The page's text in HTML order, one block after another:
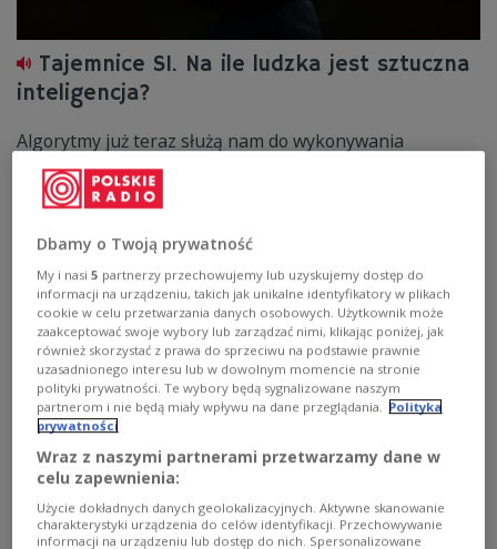
Tajemnice SI. Na ile ludzka jest sztuczna
inteligencja?
Algorytmy już teraz służą nam do wykonywania
nieprawdziwe informacje. Na ile więc sztuczną
inteligencję można porównać do ludzkiego mózgu? -
pozostaje jedno, filozoficzne pytanie: czy kiedyś w tej
maszynie powstanie duch; czy kiedyś zacznie sama
myśleć - ocenia dr Paweł Boguszewski, neurofizjolog z
Instytutu Biologii Doświadczalnej im. Marcelego
Nenckiego PAN.
Zobacz więcej na temat:Paweł Boguszewski informatyka
technologia
sztuczna inteligencja
Dbamy o Twoją prywatność
My i nasi5 partnerzy przechowujemy lub uzyskujemy dostęp do
informacji na urządzeniu, takich jak unikalne identyfikatory w plikach
cookie w celu przetwarzania danych osobowych. Użytkownik może
zaakceptować swoje wybory lub zarządzać nimi, klikając poniżej, jak
również skorzystać z prawa do sprzeciwu na podstawie prawnie
uzasadnionego interesu lub w dowolnym momencie na stronie
polityki prywatności. Te wybory będą sygnalizowane naszym
partnerom i nie będą miały wpływu na dane przeglądania.
Polityka
prywatności
Wraz z naszymi partnerami przetwarzamy dane w
celu zapewnienia:
Użycie dokładnych danych geolokalizacyjnych. Aktywne skanowanie
charakterystyki urządzenia do celów identyfikacji. Przechowywanie
informacji na urządzeniu lub dostęp do nich. Spersonalizowane